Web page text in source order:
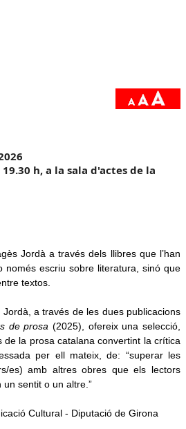
h, a la sala d'actes de la
Jordà a través dels llibres que l’han
escriu sobre literatura, sinó que
textos.
a través de les dues publicacions
de prosa (2025), ofereix una selecció,
de la prosa catalana convertint la crítica
per ell mateix, de: “superar les
es) amb altres obres que els lectors
sentit o un altre.”
Cultural - Diputació de Girona